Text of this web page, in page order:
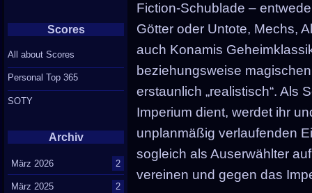
Fiction-Schublade –
Götter oder Untote, Mechs,
auch Konamis
beziehungsweise
erstaunlich „realistisch“. Als
Imperium dient, werdet ihr
unplanmäßig verlaufenden
sogleich als Auserwählter
vereinen und gegen das
Scores
All about Scores
Personal Top 365
SOTY
Archiv
März 2026 2
März 2025 2